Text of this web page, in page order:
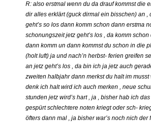
R: also erstmal wenn du da drauf kommst die
dir alles erklärt (guck dirmal ein bisschen) an ,
geht’s so los dann komm schon dann erstma
schonungszeit jetz geht’s los , da komm
dann komm un dann kommst du schon in die
(holt luft) ja und nach’n herbst- ferien greifen
an jetz geht’s los , da bin ich ja jetz auch
zweiten halbjahr dann merkst du halt im
denk ich halt wird ich auch merken , neue
stunden jetz wird’s hart , ja , bisher hab ich
gespürt schlechtere noten kriegt oder sch-
öfters dann mal , ja bisher war’s noch nich